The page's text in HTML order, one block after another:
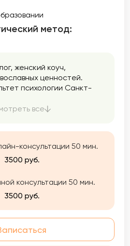
метод:
женский коуч,
ценностей.
психологии Санкт-
занимаюсь
все
консультации 50 мин.
3500 руб.
консультации 50 мин.
3500 руб.